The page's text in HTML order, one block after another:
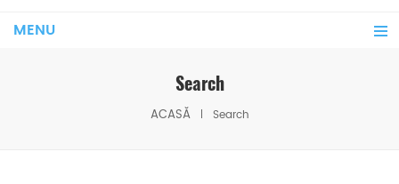
MENU
Search
ACASĂ Search